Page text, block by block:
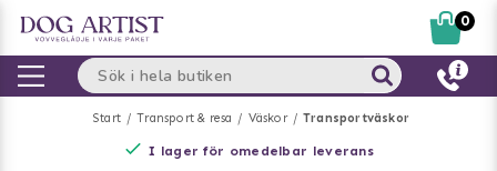
Start Transport & resa Väskor Transportväskor
I lager för omedelbar leverans
0